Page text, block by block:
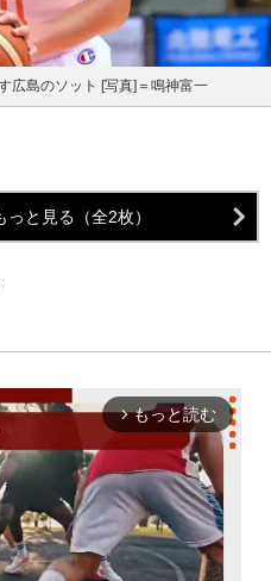
広島のソット [写真]＝鳴神富一
と見る（全2枚）
arrow_forward_ios もっと読む